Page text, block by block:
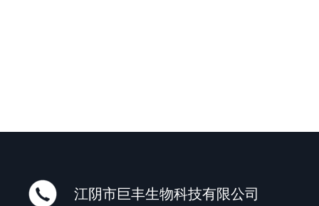
江阴市巨丰生物科技有限公司